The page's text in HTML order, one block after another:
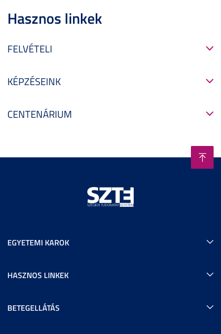
Hasznos linkek
FELVÉTELI
KÉPZÉSEINK
CENTENÁRIUM
EGYETEMI KAROK
HASZNOS LINKEK
BETEGELLÁTÁS